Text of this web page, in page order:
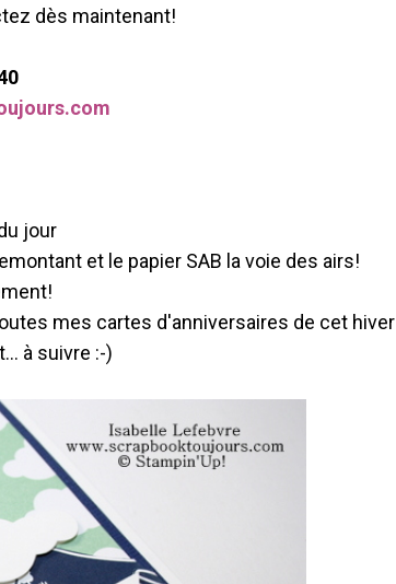
dès maintenant!
jour
et le papier SAB la voie des airs!
mes cartes d'anniversaires de cet hiver
à suivre :-)